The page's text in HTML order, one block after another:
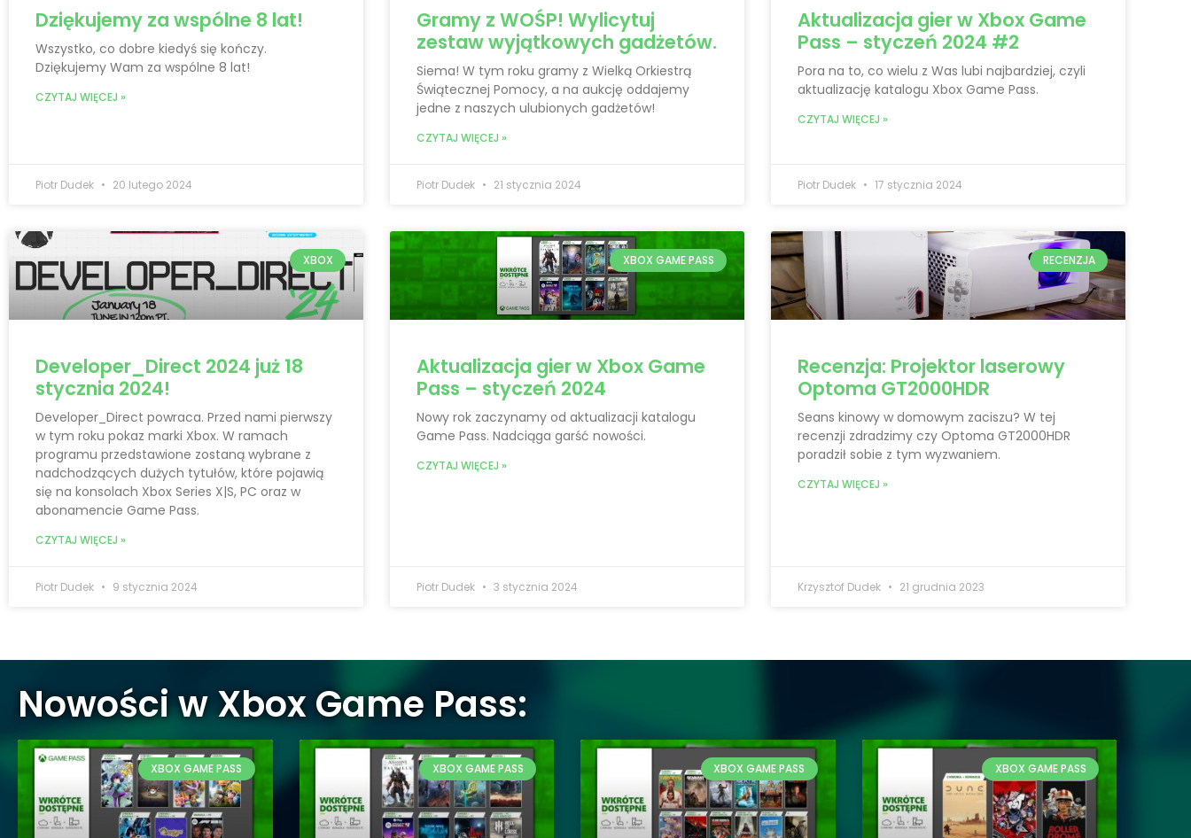
Dziękujemy za wspólne 8 lat!
Wszystko, co dobre kiedyś się kończy.
Dziękujemy Wam za wspólne 8 lat!
CZYTAJ WIĘCEJ »
Piotr Dudek 20 lutego 2024
Gramy z WOŚP! Wylicytuj
zestaw wyjątkowych gadżetów.
Siema! W tym roku gramy z Wielką Orkiestrą
Świątecznej Pomocy, a na aukcję oddajemy
jedne z naszych ulubionych gadżetów!
CZYTAJ WIĘCEJ »
Piotr Dudek 21 stycznia 2024
Aktualizacja gier w Xbox Game
Pass – styczeń 2024 #2
Pora na to, co wielu z Was lubi najbardziej, czyli
aktualizację katalogu Xbox Game Pass.
CZYTAJ WIĘCEJ »
Piotr Dudek 17 stycznia 2024
XBOX
Developer_Direct 2024 już 18
stycznia 2024!
Developer_Direct powraca. Przed nami pierwszy
w tym roku pokaz marki Xbox. W ramach
programu przedstawione zostaną wybrane z
nadchodzących dużych tytułów, które pojawią
się na konsolach Xbox Series X|S, PC oraz w
abonamencie Game Pass.
CZYTAJ WIĘCEJ »
Piotr Dudek 9 stycznia 2024
XBOX GAME PASS
Aktualizacja gier w Xbox Game
Pass – styczeń 2024
Nowy rok zaczynamy od aktualizacji katalogu
Game Pass. Nadciąga garść nowości.
CZYTAJ WIĘCEJ »
Piotr Dudek 3 stycznia 2024
RECENZJA
Recenzja: Projektor laserowy
Optoma GT2000HDR
Seans kinowy w domowym zaciszu? W tej
recenzji zdradzimy czy Optoma GT2000HDR
poradził sobie z tym wyzwaniem.
CZYTAJ WIĘCEJ »
Krzysztof Dudek 21 grudnia 2023
Nowości w Xbox Game Pass:
XBOX GAME PASS XBOX GAME PASS XBOX GAME PASS XBOX GAME PASS